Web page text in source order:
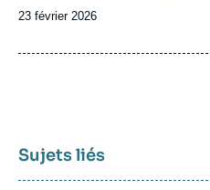
Date
publication
23 février 2026
Sujets liés